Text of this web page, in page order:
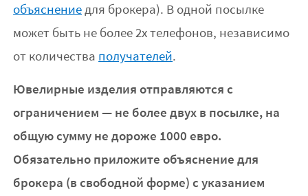
объяснениедля брокера). В одной посылке
может быть не более 2х телефонов, независимо
от количества получателей.
Ювелирные изделия отправляются с
ограничением — не более двух в посылке, на
общую сумму не дороже 1000 евро.
Обязательно приложите объяснение для
брокера (в свободной форме) с указанием